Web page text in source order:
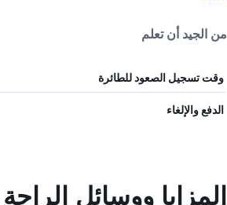
من الجيد أن تعلم
وقت تسجيل الصعود للطائرة
الدفع والإلغاء
المزايا ووسائل